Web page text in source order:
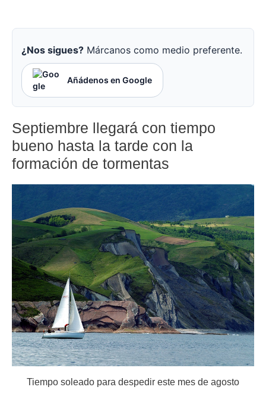
¿Nos sigues? Márcanos como medio preferente.
Añádenos en Google
Septiembre llegará con tiempo
bueno hasta la tarde con la
formación de tormentas
Tiempo soleado para despedir este mes de agosto